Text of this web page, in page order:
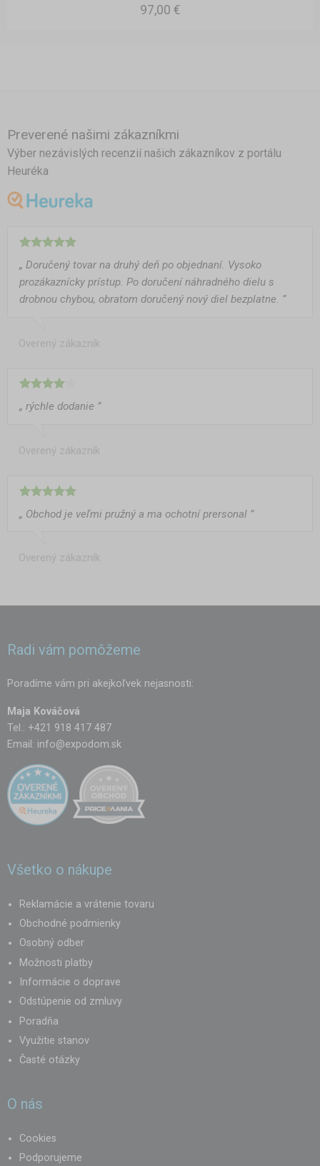
97,00 €
Preverené našimi zákazníkmi
Výber nezávislých recenzií našich zákazníkov z portálu
Heuréka
„ Doručený tovar na druhý deň po objednaní. Vysoko
prozákaznícky prístup. Po doručení náhradného dielu s
drobnou chybou, obratom doručený nový diel bezplatne. ”
Overený zákazník
„ rýchle dodanie ”
Overený zákazník
„ Obchod je veľmi pružný a ma ochotní prersonal ”
Overený zákazník
Radi vám pomôžeme
Poradíme vám pri akejkoľvek nejasnosti:
Maja Kováčová
Tel.: +421 918 417 487
Email: info@expodom.sk
Všetko o nákupe
Reklamácie a vrátenie tovaru
Obchodné podmienky
Osobný odber
Možnosti platby
Informácie o doprave
Odstúpenie od zmluvy
Poradňa
Využitie stanov
Časté otázky
O nás
Cookies
Podporujeme